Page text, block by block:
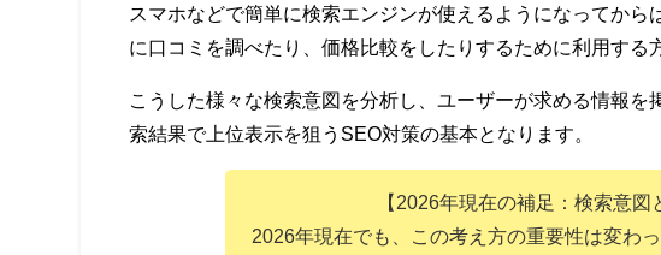
スマホなどで簡単に検索エンジンが使えるようになってか
に口コミを調べたり、価格比較をしたりするために利用する
こうした様々な検索意図を分析し、ユーザーが求める情報
索結果で上位表示を狙うSEO対策の基本となります。
【2026年現在の補足：検索意図
2026年現在でも、この考え方の重要性は変わ